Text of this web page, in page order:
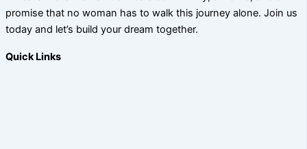
promise that no woman has to walk this journey alone. Join us
today and let’s build your dream together.
Quick Links